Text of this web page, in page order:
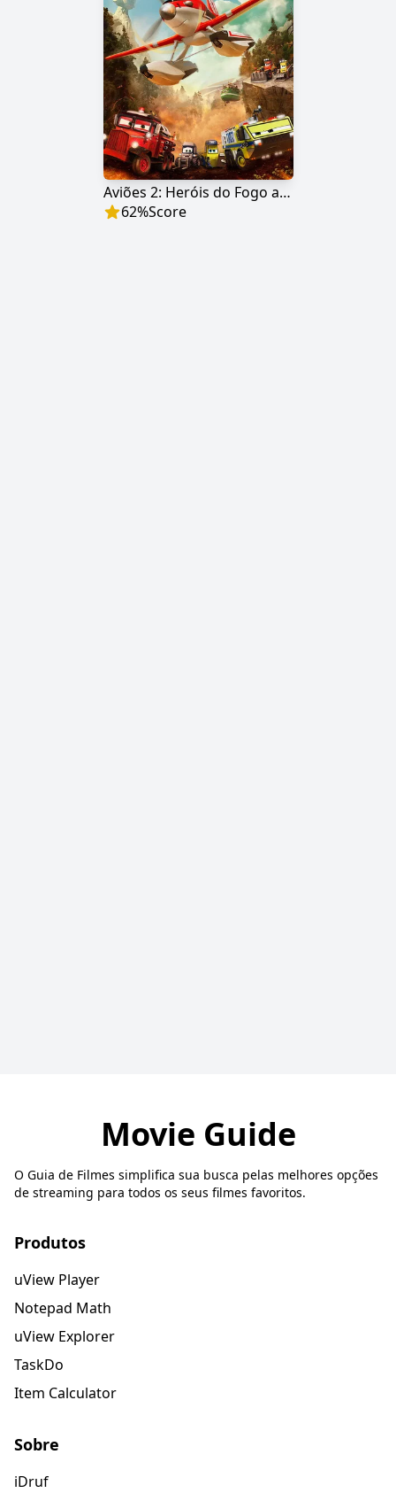
Aviões 2: Heróis do Fogo ao Resgate
62%Score
Movie Guide
O Guia de Filmes simplifica sua busca pelas melhores opções
de streaming para todos os seus filmes favoritos.
Produtos
uView Player
Notepad Math
uView Explorer
TaskDo
Item Calculator
Sobre
iDruf